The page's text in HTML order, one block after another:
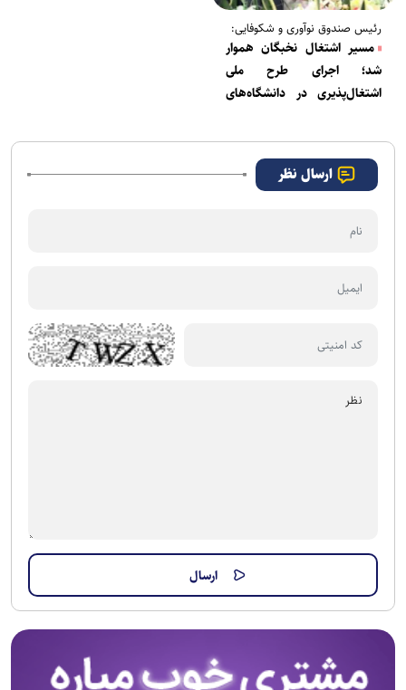
رئیس صندوق نوآوری و شکوفایی:
مسیر اشتغال نخبگان هموار
شد؛ اجرای طرح ملی
اشتغال‌پذیری در دانشگاه‌های
ارسال نظر